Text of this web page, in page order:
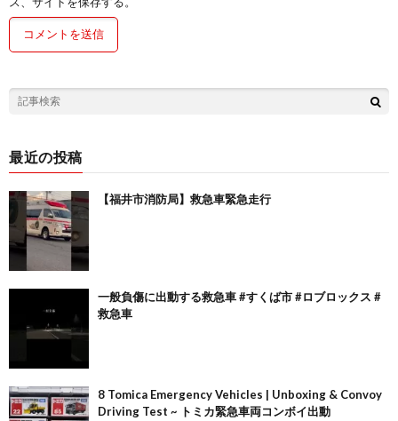
最近の投稿
【福井市消防局】救急車緊急走行
一般負傷に出動する救急車 #すくば市 #ロブロックス #
救急車
8 Tomica Emergency Vehicles | Unboxing & Convoy
Driving Test ~ トミカ緊急車両コンボイ出動